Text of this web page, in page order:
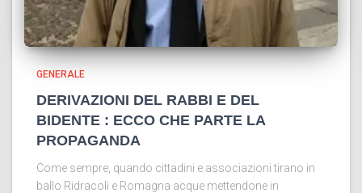
GENERALE
DERIVAZIONI DEL RABBI E DEL
BIDENTE : ECCO CHE PARTE LA
PROPAGANDA
Come sempre, quando cittadini e associazioni tirano in
ballo Ridracoli e Romagna acque mettendone in